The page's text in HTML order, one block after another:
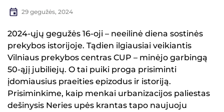
29 gegužės, 2024
2024-ųjų gegužės 16-oji – neeilinė diena sostinės
prekybos istorijoje. Tądien ilgiausiai veikiantis
Vilniaus prekybos centras CUP – minėjo garbingą
50-ąjį jubiliejų. O tai puiki proga prisiminti
įdomiausius praeities epizodus ir istoriją.
Prisiminkime, kaip menkai urbanizacijos paliestas
dešinysis Neries upės krantas tapo naujuoju